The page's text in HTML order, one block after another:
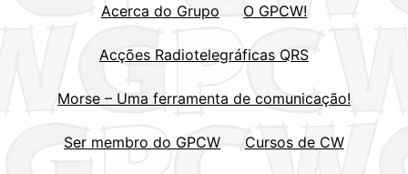
Acerca do Grupo O GPCW!
Acções Radiotelegráficas QRS
Morse – Uma ferramenta de comunicação!
Ser membro do GPCW Cursos de CW